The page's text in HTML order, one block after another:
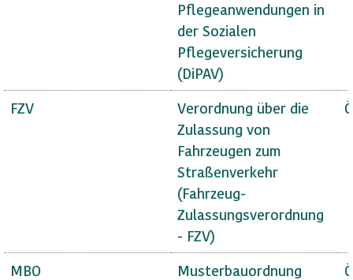
Pflegeanwendungen in
der Sozialen
Pflegeversicherung
(DiPAV)
FZV
Verordnung über die
Zulassung von
Fahrzeugen zum
Straßenverkehr
(Fahrzeug-
Zulassungsverordnung
- FZV)
MBO
Musterbauordnung